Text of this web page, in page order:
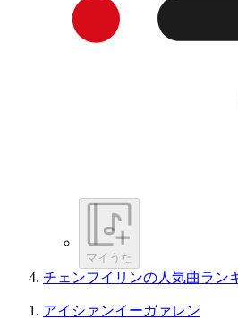
マイうた
チェンフイリンの人気曲ラン
アイシァンイーガァレン